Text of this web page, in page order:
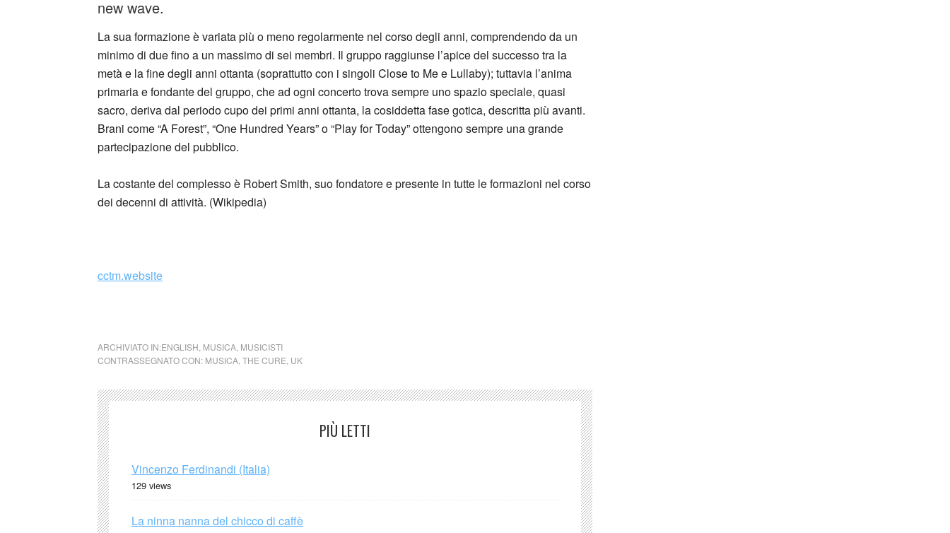
new wave.
La sua formazione è variata più o meno regolarmente nel corso degli anni, comprendendo da un
minimo di due fino a un massimo di sei membri. Il gruppo raggiunse l’apice del successo tra la
metà e la fine degli anni ottanta (soprattutto con i singoli Close to Me e Lullaby); tuttavia l’anima
primaria e fondante del gruppo, che ad ogni concerto trova sempre uno spazio speciale, quasi
sacro, deriva dal periodo cupo dei primi anni ottanta, la cosiddetta fase gotica, descritta più avanti.
Brani come “A Forest”, “One Hundred Years” o “Play for Today” ottengono sempre una grande
partecipazione del pubblico.
La costante del complesso è Robert Smith, suo fondatore e presente in tutte le formazioni nel corso
dei decenni di attività. (Wikipedia)
cctm.website
ARCHIVIATO IN:ENGLISH MUSICA MUSICISTI
CONTRASSEGNATO CON: MUSICA THE CURE UK
PIÙ LETTI
Vincenzo Ferdinandi (Italia)
129 views
La ninna nanna del chicco di caffè